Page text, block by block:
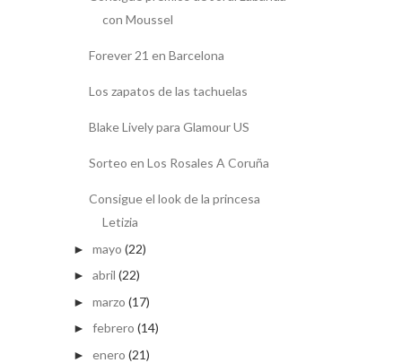
con Moussel
Forever 21 en Barcelona
Los zapatos de las tachuelas
Blake Lively para Glamour US
Sorteo en Los Rosales A Coruña
Consigue el look de la princesa
Letizia
► mayo (22)
► abril (22)
► marzo (17)
► febrero (14)
► enero (21)